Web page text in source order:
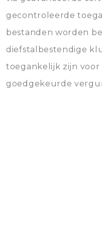
gecontroleerde
bestanden worden
diefstalbestendige
toegankelijk zijn
goedgekeurde